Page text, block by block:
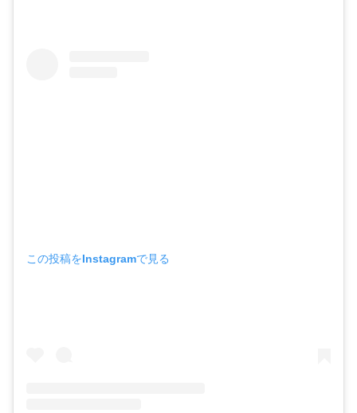
この投稿をInstagramで見る